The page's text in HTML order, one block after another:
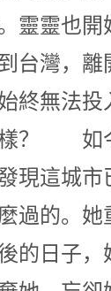
靈靈也
台灣，離
終無法
樣？ 如
現這城
過的。她
的日子